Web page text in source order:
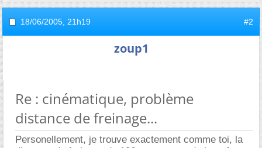
18/06/2005, 21h19 #2
zoup1
Re : cinématique, problème
distance de freinage...
Personellement, je trouve exactement comme toi, la